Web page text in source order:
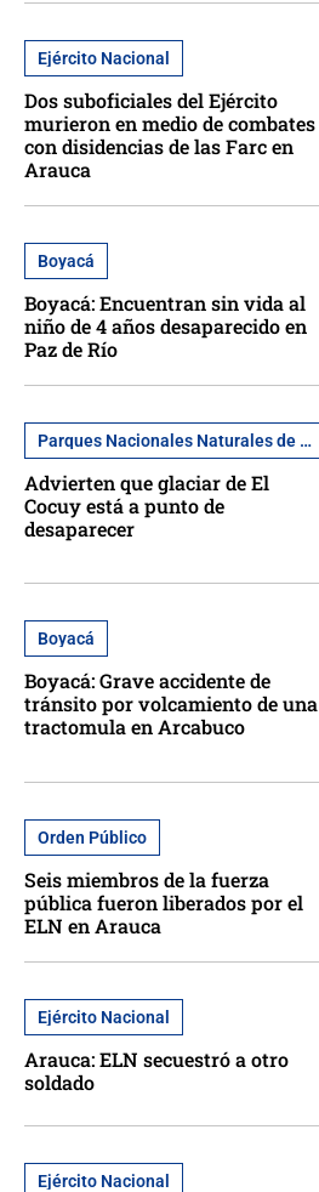
Ejército Nacional
Dos suboficiales del Ejército
murieron en medio de combates
con disidencias de las Farc en
Arauca
Boyacá
Boyacá: Encuentran sin vida al
niño de 4 años desaparecido en
Paz de Río
Parques Nacionales Naturales de Colombia
Advierten que glaciar de El
Cocuy está a punto de
desaparecer
Boyacá
Boyacá: Grave accidente de
tránsito por volcamiento de una
tractomula en Arcabuco
Orden Público
Seis miembros de la fuerza
pública fueron liberados por el
ELN en Arauca
Ejército Nacional
Arauca: ELN secuestró a otro
soldado
Ejército Nacional